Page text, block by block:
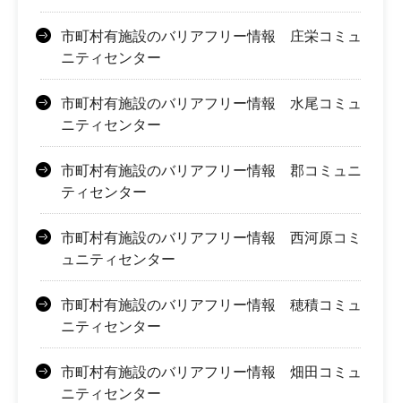
市町村有施設のバリアフリー情報 庄栄コミュ
ニティセンター
市町村有施設のバリアフリー情報 水尾コミュ
ニティセンター
市町村有施設のバリアフリー情報 郡コミュニ
ティセンター
市町村有施設のバリアフリー情報 西河原コミ
ュニティセンター
市町村有施設のバリアフリー情報 穂積コミュ
ニティセンター
市町村有施設のバリアフリー情報 畑田コミュ
ニティセンター